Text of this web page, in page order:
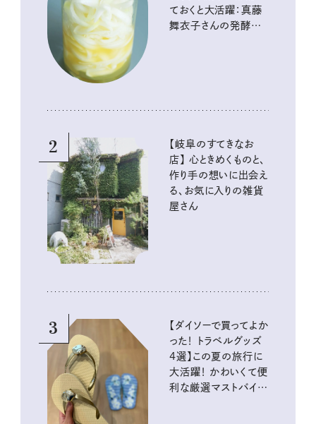
ておくと大活躍：真藤
舞衣子さんの発酵と
2
【岐阜のすてきなお
店】 心ときめくものと、
作り手の想いに出会え
る、お気に入りの雑貨
屋さん
3
【ダイソーで買ってよか
った！ トラベルグッズ
4選】この夏の旅行に
大活躍！ かわいくて便
利な厳選マストバイア